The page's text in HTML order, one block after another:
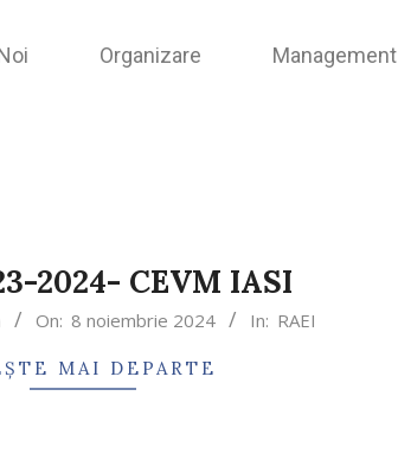
Organizare Management
2024- CEVM IASI
On: 8 noiembrie 2024 In: RAEI
MAI DEPARTE